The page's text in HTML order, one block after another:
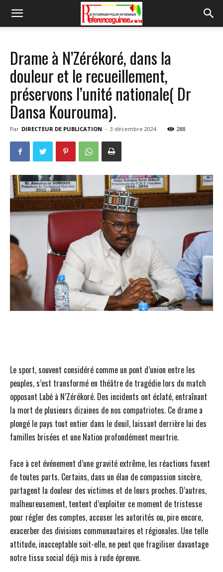
Drame à N’Zérékoré, dans la
douleur et le recueillement,
préservons l’unité nationale( Dr
Dansa Kourouma).
Par DIRECTEUR DE PUBLICATION - 3 décembre 2024 288
Le sport, souvent considéré comme un pont d’union entre les
peuples, s’est transformé en théâtre de tragédie lors du match
opposant Labé à N’Zérékoré. Des incidents ont éclaté, entraînant
la mort de plusieurs dizaines de nos compatriotes. Ce drame a
plongé le pays tout entier dans le deuil, laissant derrière lui des
familles brisées et une Nation profondément meurtrie.
Face à cet événement d’une gravité extrême, les réactions fusent
de toutes parts. Certains, dans un élan de compassion sincère,
partagent la douleur des victimes et de leurs proches. D’autres,
malheureusement, tentent d’exploiter ce moment de tristesse
pour régler des comptes, accuser les autorités ou, pire encore,
exacerber des divisions communautaires et régionales. Une telle
attitude, inacceptable soit-elle, ne peut que fragiliser davantage
notre tissu social déjà mis à rude épreuve.